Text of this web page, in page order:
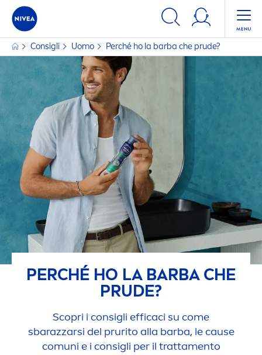
Consigli Uomo Perché ho la barba che prude?
PERCHÉ HO LA BARBA CHE
PRUDE?
Scopri i consigli efficaci su come
sbarazzarsi del prurito alla barba, le cause
comuni e i consigli per il trattamento